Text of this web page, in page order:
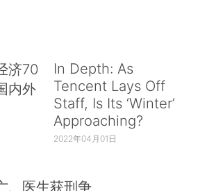
济70
内外
In Depth: As
Tencent Lays Off
Staff, Is Its ‘Winter’
Approaching?
2022年04月01日
、医生获刑争